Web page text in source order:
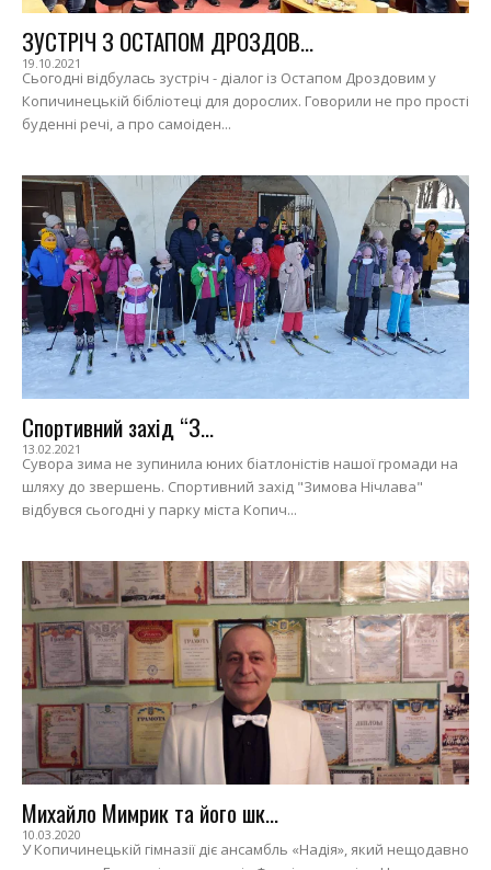
ЗУСТРІЧ З ОСТАПОМ ДРОЗДОВ...
19.10.2021
Сьогодні відбулась зустріч - діалог із Остапом Дроздовим у
Копичинецькій бібліотеці для дорослих. Говорили не про прості
буденні речі, а про самоіден...
Спортивний захід “З...
13.02.2021
Сувора зима не зупинила юних біатлоністів нашої громади на
шляху до звершень. Спортивний захід "Зимова Нічлава"
відбувся сьогодні у парку міста Копич...
Михайло Мимрик та його шк...
10.03.2020
У Копичинецькій гімназії діє ансамбль «Надія», який нещодавно